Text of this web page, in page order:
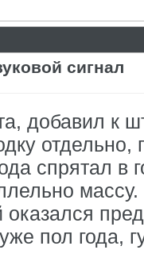
сигнал
добавил к
спрятал в
массу.
оказался
пол года,